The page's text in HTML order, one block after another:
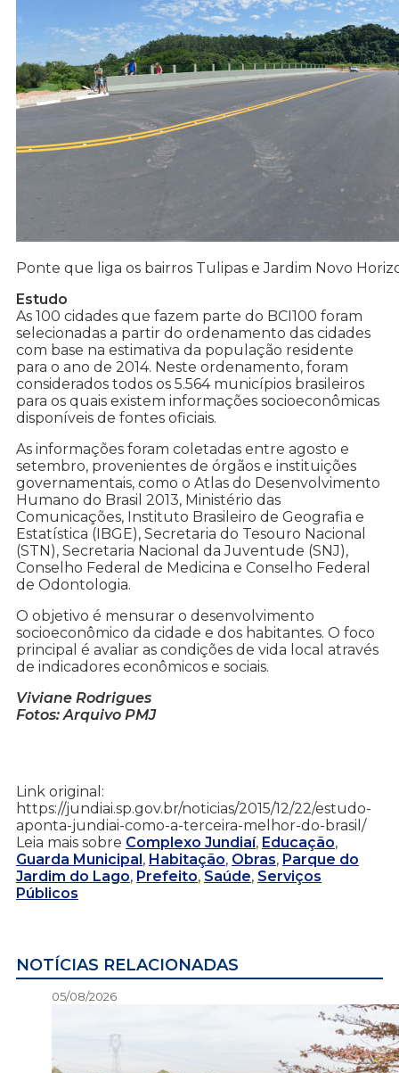
Ponte que liga os bairros Tulipas e Jardim Novo
Estudo
As 100 cidades que fazem parte do BCI100 foram
selecionadas a partir do ordenamento das cidades
com base na estimativa da população residente
para o ano de 2014. Neste ordenamento, foram
considerados todos os 5.564 municípios brasileiros
para os quais existem informações socioeconômicas
disponíveis de fontes oficiais.
As informações foram coletadas entre agosto e
setembro, provenientes de órgãos e instituições
governamentais, como o Atlas do Desenvolvimento
Humano do Brasil 2013, Ministério das
Comunicações, Instituto Brasileiro de Geografia e
Estatística (IBGE), Secretaria do Tesouro Nacional
(STN), Secretaria Nacional da Juventude (SNJ),
Conselho Federal de Medicina e Conselho Federal
de Odontologia.
O objetivo é mensurar o desenvolvimento
socioeconômico da cidade e dos habitantes. O foco
principal é avaliar as condições de vida local através
de indicadores econômicos e sociais.
Viviane Rodrigues
Fotos: Arquivo PMJ
Link original:
https://jundiai.sp.gov.br/noticias/2015/12/22/estudo-
aponta-jundiai-como-a-terceira-melhor-do-brasil/
Leia mais sobre Complexo Jundiaí, Educação,
Guarda Municipal, Habitação, Obras, Parque do
Jardim do Lago, Prefeito, Saúde, Serviços
Públicos
NOTÍCIAS RELACIONADAS
05/08/2026